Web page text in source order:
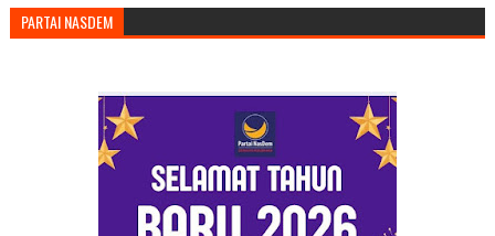
PARTAI NASDEM